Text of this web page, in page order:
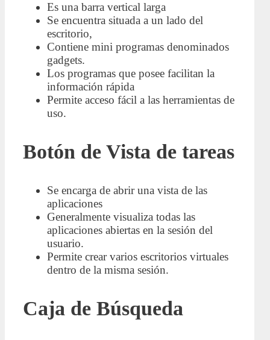
Es una barra vertical larga
Se encuentra situada a un lado del
escritorio,
Contiene mini programas denominados
gadgets.
Los programas que posee facilitan la
información rápida
Permite acceso fácil a las herramientas de
uso.
Botón de Vista de tareas
Se encarga de abrir una vista de las
aplicaciones
Generalmente visualiza todas las
aplicaciones abiertas en la sesión del
usuario.
Permite crear varios escritorios virtuales
dentro de la misma sesión.
Caja de Búsqueda